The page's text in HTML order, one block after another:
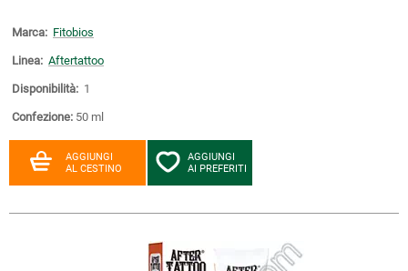
Marca: Fitobios
Linea: Aftertattoo
Disponibilità: 1
Confezione: 50 ml
AGGIUNGI
AL CESTINO
AGGIUNGI
AI PREFERITI